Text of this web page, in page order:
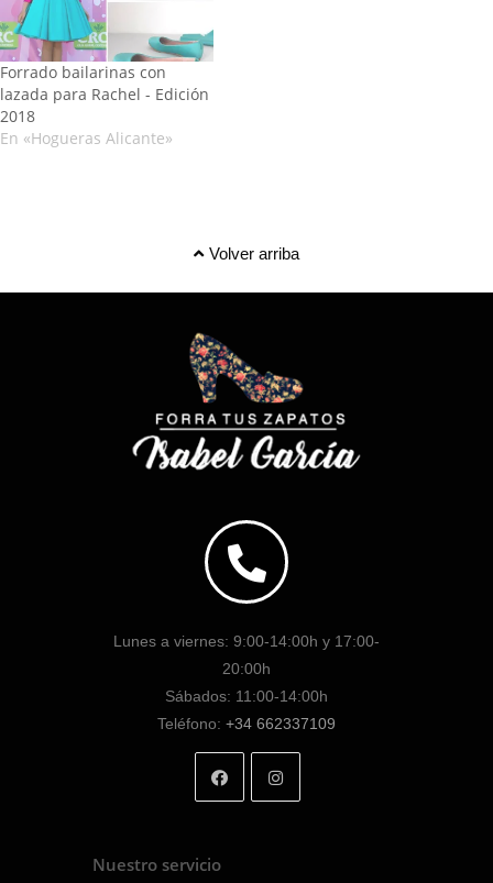
Forrado bailarinas con
lazada para Rachel - Edición
2018
En «Hogueras Alicante»
Volver arriba
Lunes a viernes: 9:00-14:00h y 17:00-
20:00h
Sábados: 11:00-14:00h
Teléfono: +34 662337109
Nuestro servicio